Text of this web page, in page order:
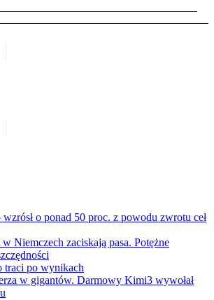
o ponad 50 proc. z powodu zwrotu ceł
Niemczech zaciskają pasa. Potężne
traci po wynikach
w gigantów. Darmowy Kimi3 wywołał